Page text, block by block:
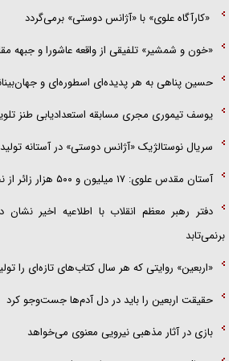
«کارآگاه علوی» با «آژانس دوستی» برمی‌گردد
«خون و شمشیر» تلفیقی از واقعه عاشورا و جبهه
حسین پناهی به هر پدیده‌ای اسطوره‌ای و
یوسف تیموری مجری مسابقه استعدادیابی طنز
سریال نوستالژیک «آژانس دوستی» در آستانه
آستان مقدس علوی: ۱۷ میلیون و ۵۰۰ هزار زائر از نجف به کربلا رفتند
دفتر رهبر معظم انقلاب با اطلاعیه اخیر
برنمی‌تابد
«اربعین» روایتی که هر سال کتاب‌های تازه‌ای را
حقیقت اربعین را باید در دل آدم‌ها جست‌و‌جو کرد
بازی در آثار مذهبی نیرویی معنوی می‌خواهد